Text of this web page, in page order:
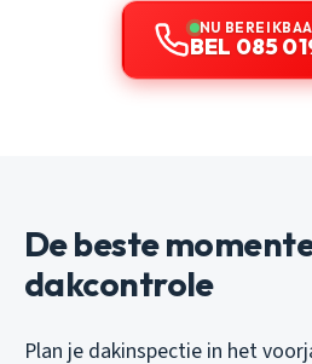
NU
BEL 085
De beste
dakcontrole
Plan je dakinspectie in het